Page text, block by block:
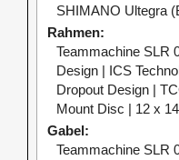
SHIMANO Ultegra
Rahmen
Teammachine SLR
Design | ICS
Dropout Design |
Mount Disc | 12 x
Gabel
Teammachine SLR